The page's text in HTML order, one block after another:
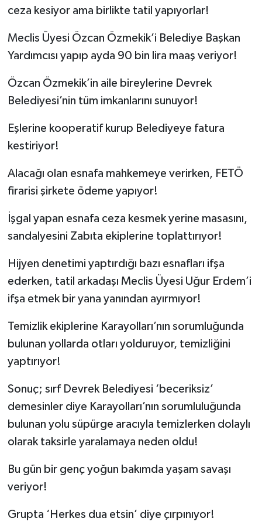
ceza kesiyor ama birlikte tatil yapıyorlar!
Meclis Üyesi Özcan Özmekik’i Belediye Başkan
Yardımcısı yapıp ayda 90 bin lira maaş veriyor!
Özcan Özmekik’in aile bireylerine Devrek
Belediyesi’nin tüm imkanlarını sunuyor!
Eşlerine kooperatif kurup Belediyeye fatura
kestiriyor!
Alacağı olan esnafa mahkemeye verirken, FETÖ
firarisi şirkete ödeme yapıyor!
İşgal yapan esnafa ceza kesmek yerine masasını,
sandalyesini Zabıta ekiplerine toplattırıyor!
Hijyen denetimi yaptırdığı bazı esnafları ifşa
ederken, tatil arkadaşı Meclis Üyesi Uğur Erdem’i
ifşa etmek bir yana yanından ayırmıyor!
Temizlik ekiplerine Karayolları’nın sorumluğunda
bulunan yollarda otları yolduruyor, temizliğini
yaptırıyor!
Sonuç; sırf Devrek Belediyesi ‘beceriksiz’
demesinler diye Karayolları’nın sorumluluğunda
bulunan yolu süpürge aracıyla temizlerken dolaylı
olarak taksirle yaralamaya neden oldu!
Bu gün bir genç yoğun bakımda yaşam savaşı
veriyor!
Grupta ‘Herkes dua etsin’ diye çırpınıyor!